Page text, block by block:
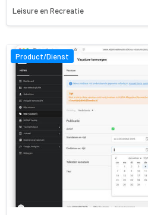
Leisure en Recreatie
Product/Dienst